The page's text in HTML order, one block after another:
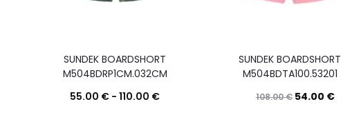
SUNDEK BOARDSHORT
M504BDRP1CM.032CM
55.00 € - 110.00 €
SUNDEK BOARDSHORT
M504BDTA100.53201
108.00€ 54.00 €